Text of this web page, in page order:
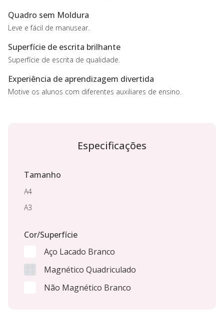
Quadro sem Moldura
Leve e fácil de manusear.
Superfície de escrita brilhante
Superfície de escrita de qualidade.
Experiência de aprendizagem divertida
Motive os alunos com diferentes auxiliares de ensino.
Especificações
Tamanho
A4
A3
Cor/Superfície
Aço Lacado Branco
Magnético Quadriculado
Não Magnético Branco